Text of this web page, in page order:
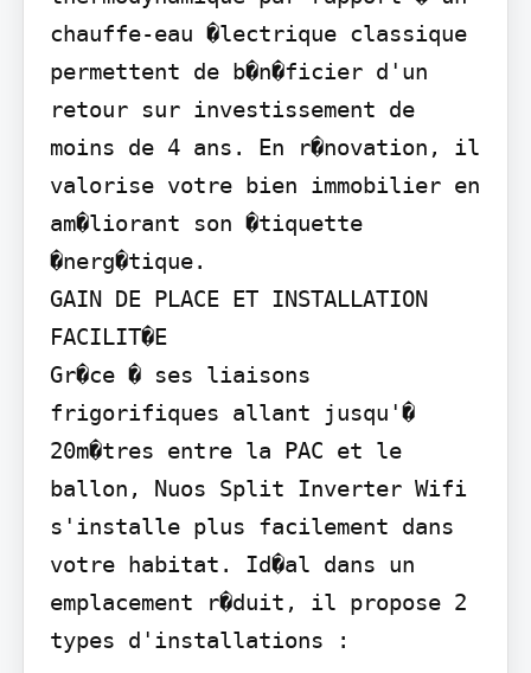
chauffe-eau �lectrique classique
permettent de b�n�ficier d'un
retour sur investissement de
moins de 4 ans. En r�novation, il
valorise votre bien immobilier en
am�liorant son �tiquette
�nerg�tique.
GAIN DE PLACE ET INSTALLATION
FACILIT�E
Gr�ce � ses liaisons
frigorifiques allant jusqu'�
20m�tres entre la PAC et le
ballon, Nuos Split Inverter Wifi
s'installe plus facilement dans
votre habitat. Id�al dans un
emplacement r�duit, il propose 2
types d'installations :